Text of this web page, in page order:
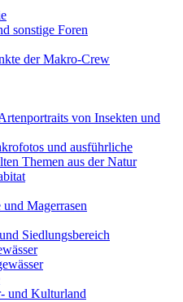
sonstige Foren
der Makro-Crew
von Insekten und
und ausführliche
Themen aus der Natur
Magerrasen
Siedlungsbereich
und Kulturland